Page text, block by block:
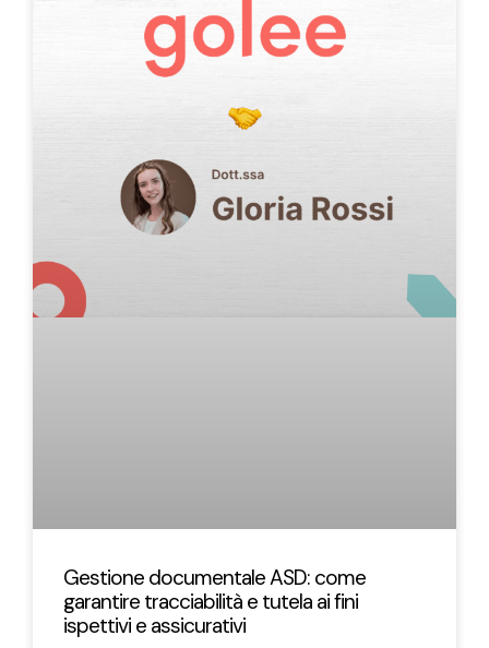
Gestione documentale ASD: come
garantire tracciabilità e tutela ai fini
ispettivi e assicurativi